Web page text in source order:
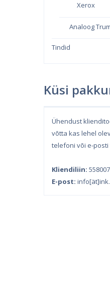
Xerox
Analoog
Tindid
Küsi
Ühendust
võtta kas lehel
telefoni või e-posti
Kliendiliin:
E-post: